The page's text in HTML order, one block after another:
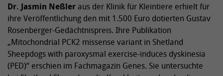
Dr. Jasmin Neßler aus der Klinik für Kleintiere erhielt für
ihre Veröffentlichung den mit 1.500 Euro dotierten Gustav
Rosenberger-Gedächtnispreis. Ihre Publikation
„Mitochondrial PCK2 missense variant in Shetland
Sheepdogs with paroxysmal exercise-induces dyskinesia
(PED)“ erschien im Fachmagazin Genes. Sie untersuchte